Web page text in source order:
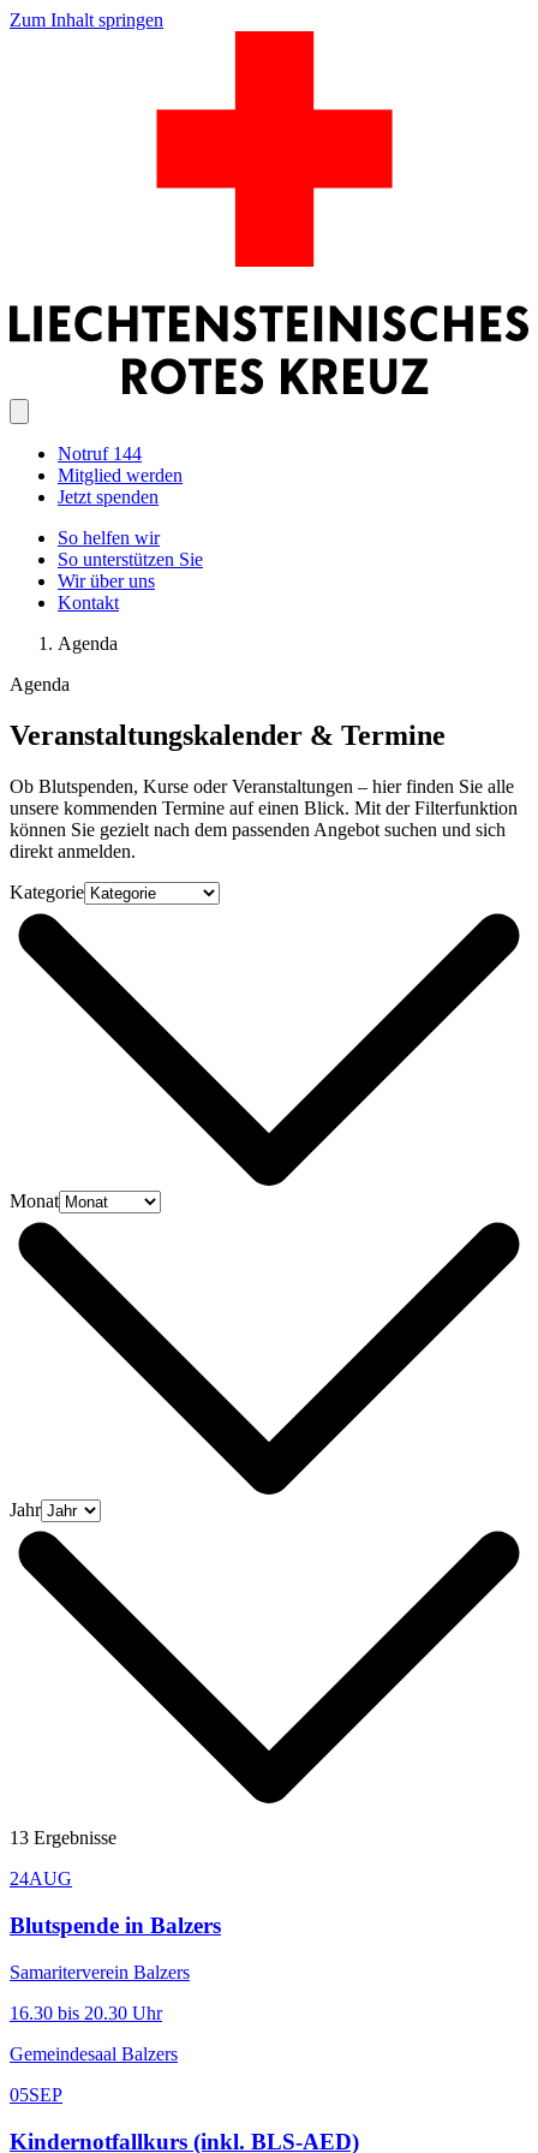
Zum Inhalt springen
Notruf 144
Mitglied werden
Jetzt spenden
So helfen wir
So unterstützen Sie
Wir über uns
Kontakt
Agenda
Agenda
Veranstaltungskalender & Termine
Ob Blutspenden, Kurse oder Veranstaltungen – hier finden Sie alle
unsere kommenden Termine auf einen Blick. Mit der Filterfunktion
können Sie gezielt nach dem passenden Angebot suchen und sich
direkt anmelden.
Kategorie
Monat
Jahr
13 Ergebnisse
24AUG
Blutspende in Balzers
Samariterverein Balzers
16.30 bis 20.30 Uhr
Gemeindesaal Balzers
05SEP
Kindernotfallkurs (inkl. BLS-AED)